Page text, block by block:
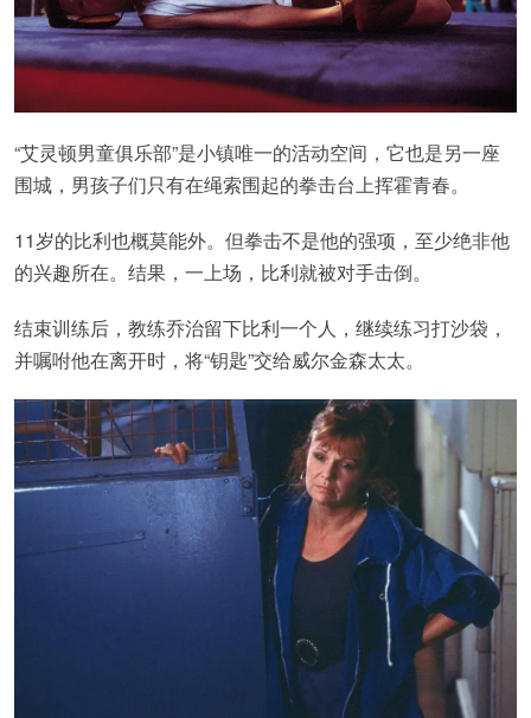
“艾灵顿男童俱乐部”是小镇唯一的活动空间，它也是另一座
围城，男孩子们只有在绳索围起的拳击台上挥霍青春。
11岁的比利也概莫能外。但拳击不是他的强项，至少绝非他
的兴趣所在。结果，一上场，比利就被对手击倒。
结束训练后，教练乔治留下比利一个人，继续练习打沙袋，
并嘱咐他在离开时，将“钥匙”交给威尔金森太太。